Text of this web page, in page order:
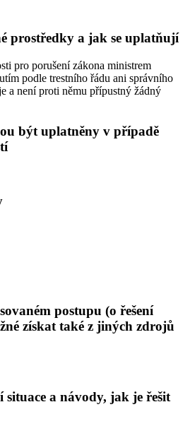
prostředky a jak se uplatňují
pro porušení zákona ministrem
podle trestního řádu ani správního
a není proti němu přípustný žádný
být uplatněny v případě
postupu (o řešení
získat také z jiných zdrojů
situace a návody, jak je řešit